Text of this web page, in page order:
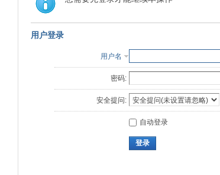
用户登录
用户名
密码:
安全提问:
自动登录
登录